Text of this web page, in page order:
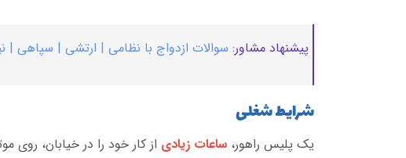
پیشنهاد مشاور: سوالات ازدواج با نظامی | ارتشی | سپاهی |
شرایط شغلی
یک پلیس راهور، ساعات زیادی از کار خود را در خیابان، روی